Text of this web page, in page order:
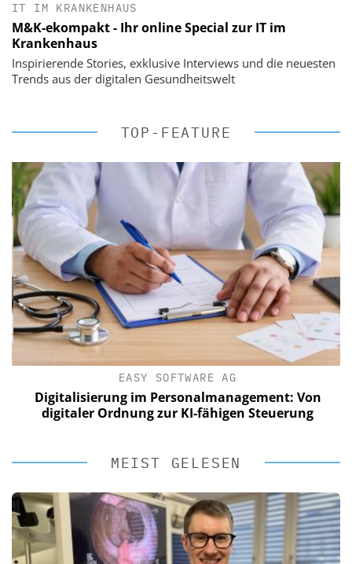
IT IM KRANKENHAUS
M&K-ekompakt - Ihr online Special zur IT im
Krankenhaus
Inspirierende Stories, exklusive Interviews und die neuesten
Trends aus der digitalen Gesundheitswelt
TOP-FEATURE
EASY SOFTWARE AG
Digitalisierung im Personalmanagement: Von
digitaler Ordnung zur KI-fähigen Steuerung
MEIST GELESEN